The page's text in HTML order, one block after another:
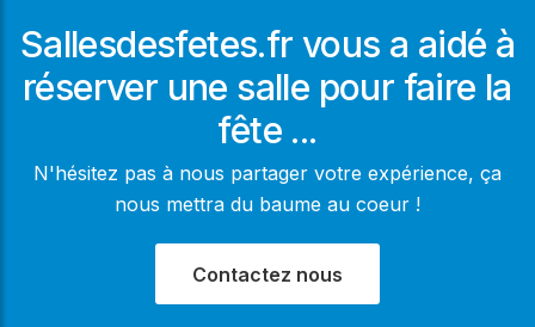
Sallesdesfetes.fr vous a aidé à
réserver une salle pour faire la
fête ...
N'hésitez pas à nous partager votre expérience, ça
nous mettra du baume au coeur !
Contactez nous